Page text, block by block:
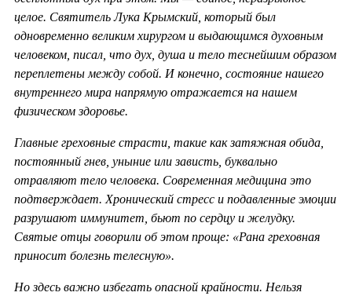
целое. Святитель Лука Крымский, который был
одновременно великим хирургом и выдающимся духовным
человеком, писал, что дух, душа и тело теснейшим образом
переплетены между собой. И конечно, состояние нашего
внутреннего мира напрямую отражается на нашем
физическом здоровье.
Главные греховные страсти, такие как затяжная обида,
постоянный гнев, уныние или зависть, буквально
отравляют тело человека. Современная медицина это
подтверждает. Хронический стресс и подавленные эмоции
разрушают иммунитет, бьют по сердцу и желудку.
Святые отцы говорили об этом проще: «Рана греховная
приносит болезнь телесную».
Но здесь важно избегать опасной крайности. Нельзя